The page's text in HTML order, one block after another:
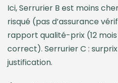
Ici, Serrurier B est moins
risqué (pas d’assurance
rapport qualité-prix (12 mois
correct). Serrurier C :
justification.